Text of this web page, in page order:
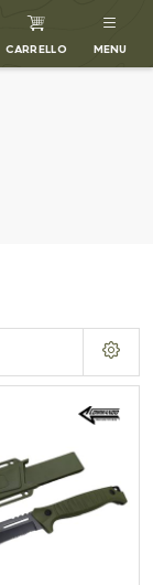
CARRELLO MENU